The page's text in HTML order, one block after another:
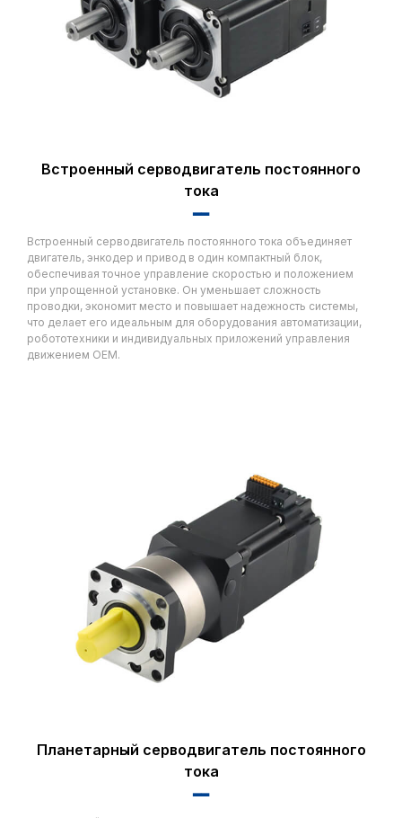
Встроенный серводвигатель постоянного
тока
▂▂
Встроенный серводвигатель постоянного тока объединяет
двигатель, энкодер и привод в один компактный блок,
обеспечивая точное управление скоростью и положением
при упрощенной установке. Он уменьшает сложность
проводки, экономит место и повышает надежность системы,
что делает его идеальным для оборудования автоматизации,
робототехники и индивидуальных приложений управления
движением OEM.
Планетарный серводвигатель постоянного
тока
▂▂